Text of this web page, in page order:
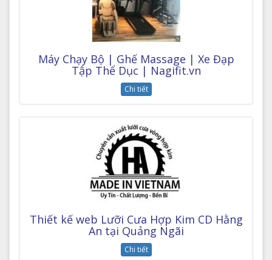
Máy Chạy Bộ | Ghế Massage | Xe Đạp
Tập Thể Dục | Nagifit.vn
Chi tiết
Thiết kế web Lưỡi Cưa Hợp Kim CD Hằng
An tại Quảng Ngãi
Chi tiết